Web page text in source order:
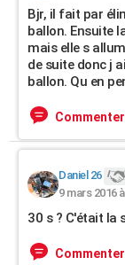
Bjr, il fait par
ballon. Ensuite
mais elle s
de suite donc j
ballon. Qu en
Commenter
Daniel 26
9 mars 2016
30 s ? C'était la
Commenter